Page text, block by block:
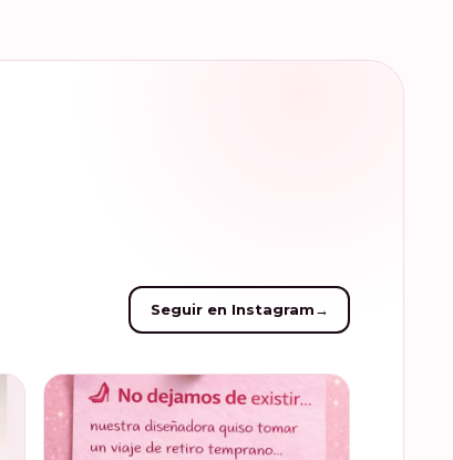
Seguir en Instagram→